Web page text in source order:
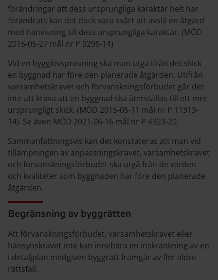
förändringar att dess ursprungliga karaktär helt har
förändrats kan det dock vara svårt att avslå en åtgärd
med hänvisning till dess ursprungliga karaktär. (MÖD
2015-05-27 mål nr P 9298-14)
Vid en bygglovsprövning ska man utgå ifrån det skick
en byggnad har före den planerade åtgärden. Utifrån
varsamhetskravet och förvanskningsförbudet går det
inte att kräva att en byggnad ska återställas till ett mer
ursprungligt skick. (MÖD 2015-05-11 mål nr P 11313-
14). Se även MÖD 2021-06-16 mål nr P 4323-20.
Sammanfattningsvis kan det konstateras att man vid
tillämpningen av anpassningskravet, varsamhetskravet
och förvanskningsförbudet ska utgå från de värden
och kvaliteter som byggnaden har före den planerade
åtgärden.
Begränsning av byggrätten
Att förvanskningsförbudet, varsamhetskravet eller
hänsynskravet inte kan innebära en inskränkning av en
i detaljplan medgiven byggrätt framgår av fler äldre
rättsfall.